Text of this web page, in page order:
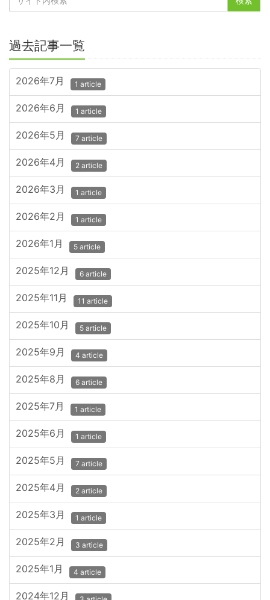
過去記事一覧
2026年7月 1 article
2026年6月 1 article
2026年5月 7 article
2026年4月 2 article
2026年3月 1 article
2026年2月 1 article
2026年1月 5 article
2025年12月 6 article
2025年11月 11 article
2025年10月 5 article
2025年9月 4 article
2025年8月 6 article
2025年7月 1 article
2025年6月 1 article
2025年5月 7 article
2025年4月 2 article
2025年3月 1 article
2025年2月 3 article
2025年1月 4 article
2024年12月